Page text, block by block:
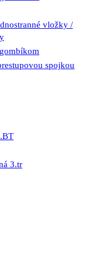
vložky /
spojkou
3.tr